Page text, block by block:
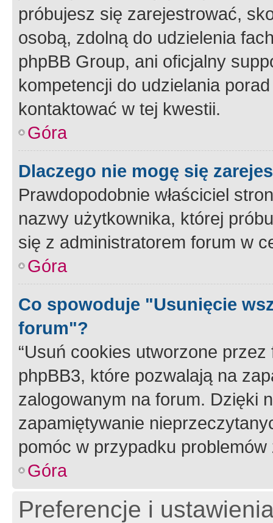
próbujesz się zarejestrować,
osobą, zdolną do udzielenia
phpBB Group, ani oficjalny
kompetencji do udzielania
kontaktować w tej kwestii.
Góra
Dlaczego nie mogę się
Prawdopodobnie właściciel
nazwy użytkownika, której
się z administratorem forum w
Góra
Co spowoduje "Usunięcie
forum"?
“Usuń cookies utworzone
phpBB3, które pozwalają na
zalogowanym na forum. Dzięki
zapamiętywanie
pomóc w przypadku
Góra
Preferencje i